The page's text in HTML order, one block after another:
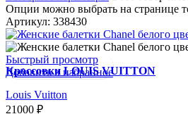
Опции можно выбрать на странице
Артикул: 338430
Быстрый просмотр
Добавить в избранное
Кроссовки LOUIS VUITTON
Louis Vuitton
21000 ₽